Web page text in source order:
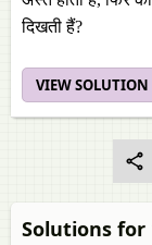
दिखती हैं?
VIEW SOLUTION
Solutions for